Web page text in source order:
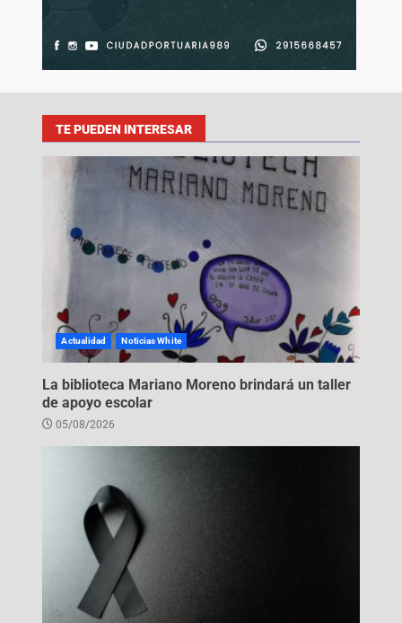
TE PUEDEN INTERESAR
Actualidad Noticias White
La biblioteca Mariano Moreno brindará un taller
de apoyo escolar
05/08/2026